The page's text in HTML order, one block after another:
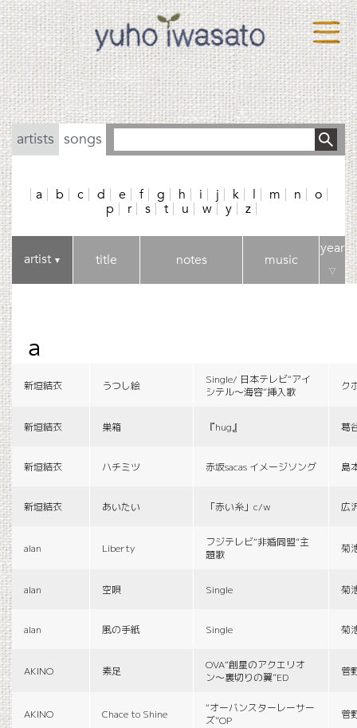
artists songs
a b c d e f g h i j k l m n
o
p
r s t u w y z
artist▼ title notes music
year
▽
a
新垣結衣 うつし絵
Single/ 日本テレビ“アイ
シテル〜海容”挿入歌
ク
新垣結衣 巣箱 『hug』 葛
新垣結衣 ハチミツ 赤坂sacas イメージソング 島
新垣結衣 あいたい 「赤い糸」c/w 広
alan Liberty
フジテレビ“非婚同盟”主
題歌
菊
alan 空唄 Single 菊
alan 風の手紙 Single 菊
AKINO 素足
OVA“創星のアクエリオ
ン〜裏切りの翼”ED
菅
AKINO Chace to Shine
“オーバンスターレーサー
ズ”OP
菅